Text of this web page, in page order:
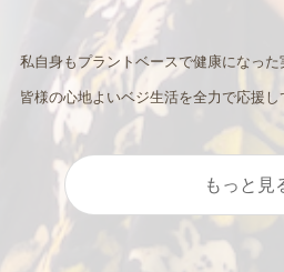
私自身もプラントベースで健康になった
皆様の心地よいベジ生活を全力で応援し
もっと見